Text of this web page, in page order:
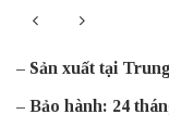
– Sản xuất tại
– Bảo hành: 24